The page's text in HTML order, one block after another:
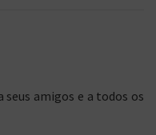
seus amigos e a todos os